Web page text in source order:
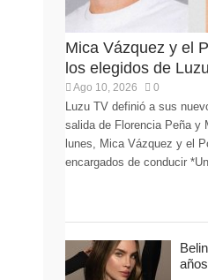
Mica Vázquez y el
los elegidos de
Ago 10, 2026 0
Luzu TV definió a sus
salida de Florencia Peña y
lunes, Mica Vázquez y el
encargados de conducir